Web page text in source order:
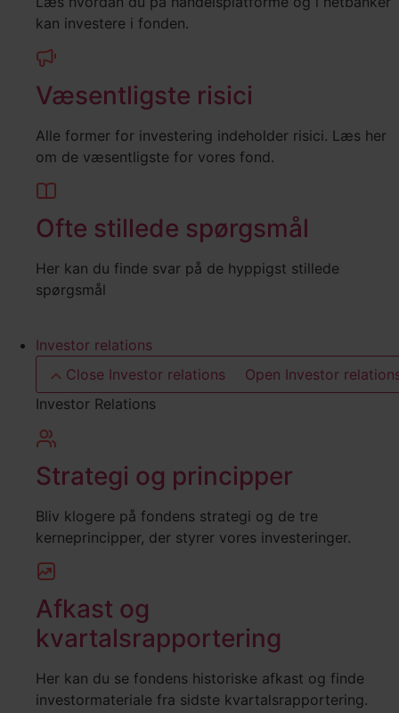
kan investere i fonden.
Væsentligste risici
Alle former for investering indeholder risici. Læs her
om de væsentligste for vores fond.
Ofte stillede spørgsmål
Her kan du finde svar på de hyppigst stillede
spørgsmål
Investor relations
Close Investor relations
Open Investor
Investor Relations
Strategi og principper
Bliv klogere på fondens strategi og de tre
kerneprincipper, der styrer vores investeringer.
Afkast og
kvartalsrapportering
Her kan du se fondens historiske afkast og finde
investormateriale fra sidste kvartalsrapportering.